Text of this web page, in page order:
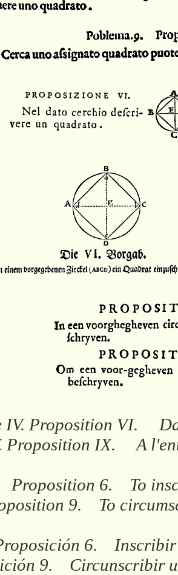
IV. Proposition VI.
Proposition IX. A
Proposition 6. To
9. To
6. Inscribir
9. Circunscribir